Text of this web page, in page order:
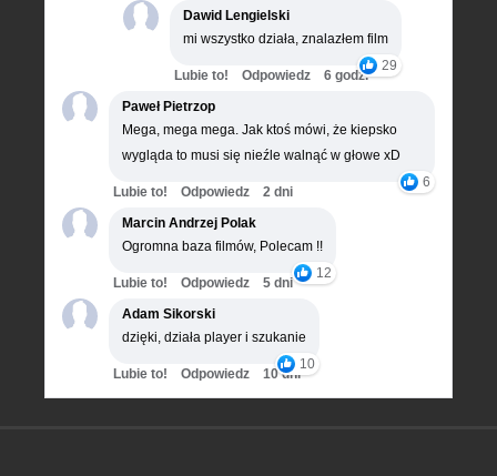
Dawid Lengielski
mi wszystko działa, znalazłem film
29
Lubie to! Odpowiedz
6 godz.
Paweł Pietrzop
Mega, mega mega. Jak ktoś mówi, że kiepsko
wygląda to musi się nieźle walnąć w głowe xD
6
Lubie to! Odpowiedz
2 dni
Marcin Andrzej Polak
Ogromna baza filmów, Polecam !!
12
Lubie to! Odpowiedz
5 dni
Adam Sikorski
dzięki, działa player i szukanie
10
Lubie to! Odpowiedz 10 dni